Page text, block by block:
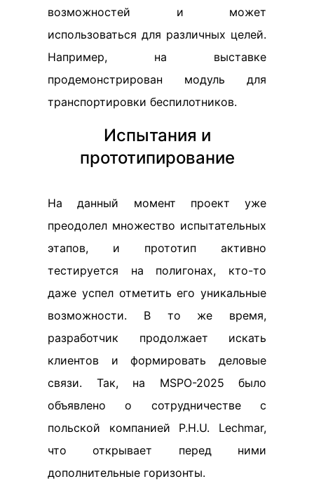
возможностей и может
использоваться для различных целей.
Например, на выставке
продемонстрирован модуль для
транспортировки беспилотников.
Испытания и
прототипирование
На данный момент проект уже
преодолел множество испытательных
этапов, и прототип активно
тестируется на полигонах, кто-то
даже успел отметить его уникальные
возможности. В то же время,
разработчик продолжает искать
клиентов и формировать деловые
связи. Так, на MSPO-2025 было
объявлено о сотрудничестве с
польской компанией P.H.U. Lechmar,
что открывает перед ними
дополнительные горизонты.